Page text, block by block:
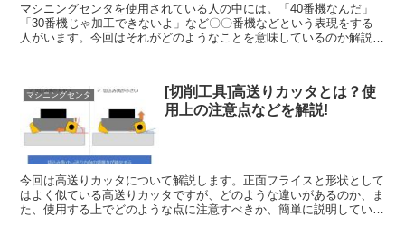
マシニングセンタを使用されている人の中には。「40番機なんだ」
「30番機じゃ加工できないよ」など〇〇番機などという表現をする
人がいます。今回はそれがどのようなことを意味しているのか解説し
マシニングセンタ
[切削工具]高送りカッタとは？使
用上の注意点などを解説!
今回は高送りカッタについて解説します。正面フライスと形状として
はよく似ている高送りカッタですが、どのような違いがあるのか、ま
た、使用する上でどのような点に注意すべきか、簡単に説明していき